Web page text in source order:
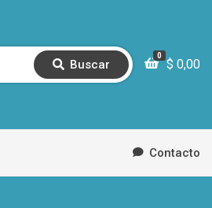
B
u
a
Buscar
0
$ 0,00
Contacto